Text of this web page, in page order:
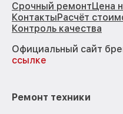
Срочный ремонтЦена
КонтактыРасчёт
Контроль качества
Официальный сайт
ссылке
Ремонт техники